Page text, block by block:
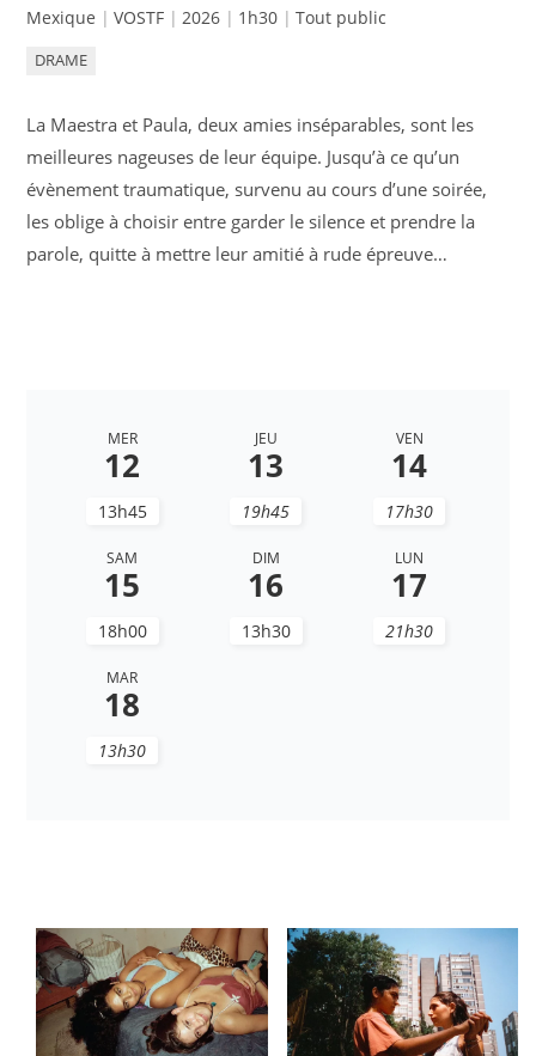
Mexique
VOSTF 2026 1h30 Tout public
DRAME
La Maestra et Paula, deux amies inséparables, sont les
meilleures nageuses de leur équipe. Jusqu’à ce qu’un
évènement traumatique, survenu au cours d’une soirée,
les oblige à choisir entre garder le silence et prendre la
parole, quitte à mettre leur amitié à rude épreuve…
MER
12
13h45
JEU
13
19h45
VEN
14
17h30
SAM
15
18h00
DIM
16
13h30
LUN
17
21h30
MAR
18
13h30